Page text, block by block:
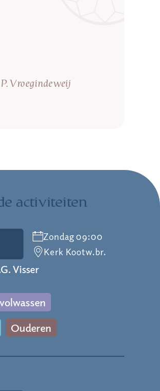
Vroegindeweij
activiteiten
Zondag 09:00
Kerk Kootw.br.
Visser
Ouderen